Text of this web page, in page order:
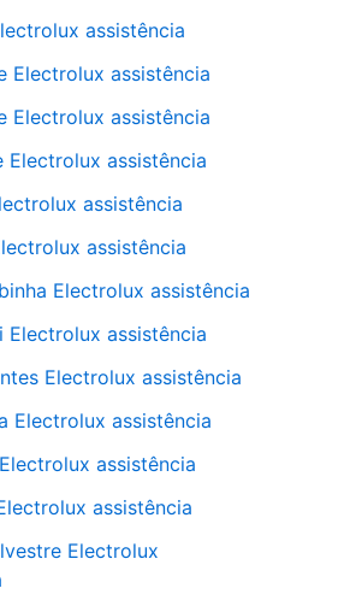
assistência
Electrolux assistência
Electrolux assistência
Electrolux assistência
assistência
assistência
Electrolux assistência
Electrolux assistência
Electrolux assistência
Electrolux assistência
assistência
assistência
Electrolux